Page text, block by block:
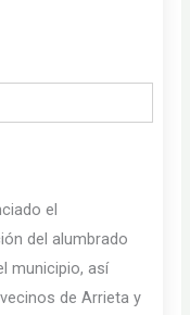
el
del alumbrado
municipio, así
de Arrieta y